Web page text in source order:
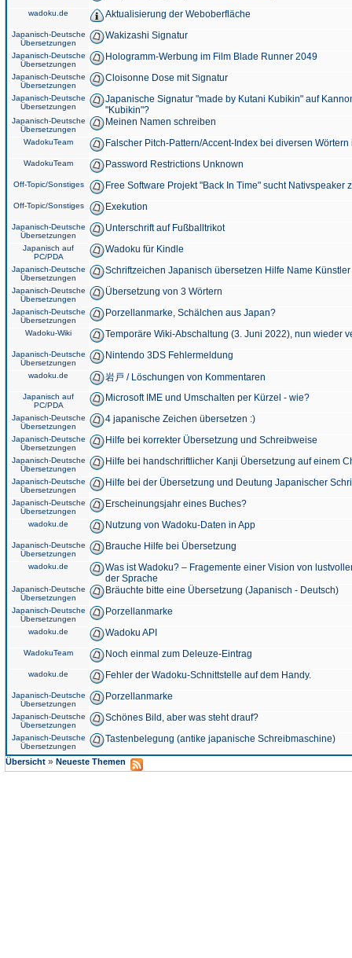
wadoku.de Aktualisierung der Weboberfläche
Japanisch-Deutsche
Übersetzungen
Wakizashi Signatur
Japanisch-Deutsche
Übersetzungen
Hologramm-Werbung im Film Blade Runner 2049
Japanisch-Deutsche
Übersetzungen
Cloisonne Dose mit Signatur
Japanisch-Deutsche
Übersetzungen
Japanische Signatur "made by Kutani Kubikin" auf
"Kubikin"?
Japanisch-Deutsche
Übersetzungen
Meinen Namen schreiben
WadokuTeam Falscher Pitch-Pattern/Accent-Index bei diversen
WadokuTeam Password Restrictions Unknown
Off-Topic/Sonstiges Free Software Projekt "Back In Time" sucht Nativspeaker
Off-Topic/Sonstiges Exekution
Japanisch-Deutsche
Übersetzungen
Unterschrift auf Fußballtrikot
Japanisch auf
PC/PDA
Wadoku für Kindle
Japanisch-Deutsche
Übersetzungen
Schriftzeichen Japanisch übersetzen Hilfe Name
Japanisch-Deutsche
Übersetzungen
Übersetzung von 3 Wörtern
Japanisch-Deutsche
Übersetzungen
Porzellanmarke, Schälchen aus Japan?
Wadoku-Wiki Temporäre Wiki-Abschaltung (3. Juni 2022), nun wieder
Japanisch-Deutsche
Übersetzungen
Nintendo 3DS Fehlermeldung
wadoku.de 岩戸 / Löschungen von Kommentaren
Japanisch auf
PC/PDA
Microsoft IME und Umschalten per Kürzel - wie?
Japanisch-Deutsche
Übersetzungen
4 japanische Zeichen übersetzen :)
Japanisch-Deutsche
Übersetzungen
Hilfe bei korrekter Übersetzung und Schreibweise
Japanisch-Deutsche
Übersetzungen
Hilfe bei handschriftlicher Kanji Übersetzung auf einem
Japanisch-Deutsche
Übersetzungen
Hilfe bei der Übersetzung und Deutung Japanischer
Japanisch-Deutsche
Übersetzungen
Erscheinungsjahr eines Buches?
wadoku.de Nutzung von Wadoku-Daten in App
Japanisch-Deutsche
Übersetzungen
Brauche Hilfe bei Übersetzung
wadoku.de
Was ist Wadoku? – Fragemente einer Vision von
der Sprache
Japanisch-Deutsche
Übersetzungen
Bräuchte bitte eine Übersetzung (Japanisch - Deutsch)
Japanisch-Deutsche
Übersetzungen
Porzellanmarke
wadoku.de Wadoku API
WadokuTeam Noch einmal zum Deleuze-Eintrag
wadoku.de Fehler der Wadoku-Schnittstelle auf dem Handy.
Japanisch-Deutsche
Übersetzungen
Porzellanmarke
Japanisch-Deutsche
Übersetzungen
Schönes Bild, aber was steht drauf?
Japanisch-Deutsche
Übersetzungen
Tastenbelegung (antike japanische Schreibmaschine)
Übersicht » Neueste Themen